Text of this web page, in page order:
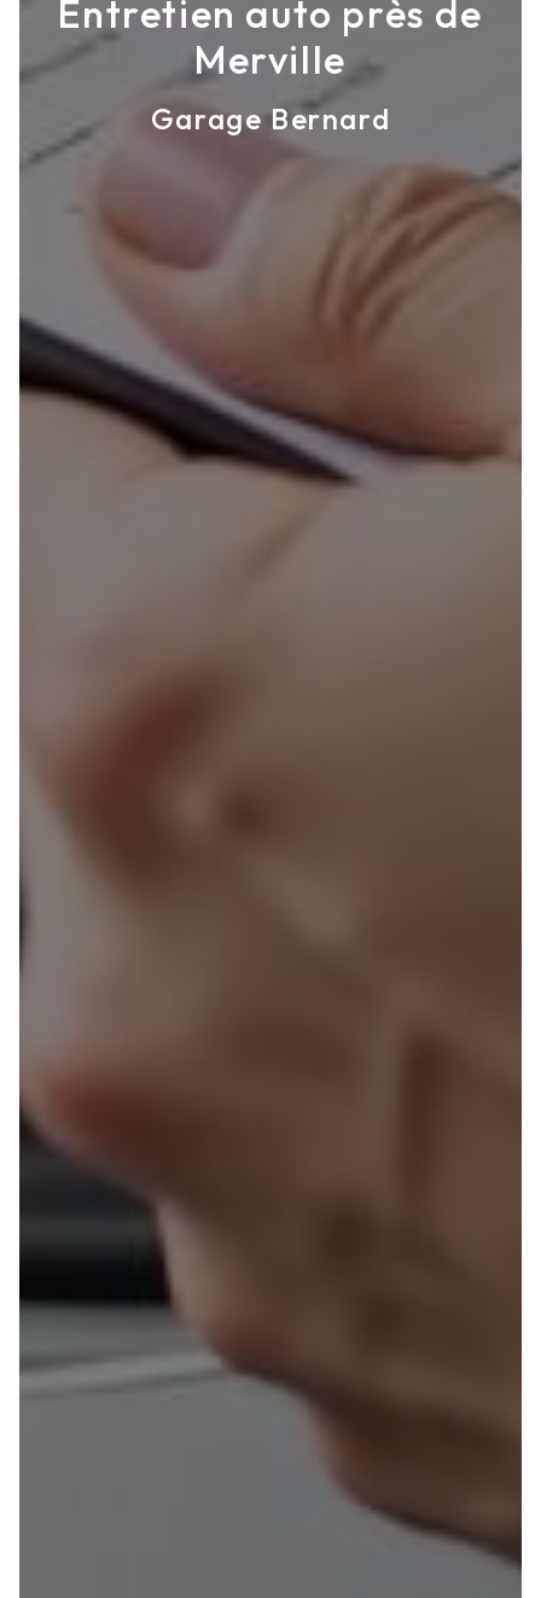
Entretien auto près de
Merville
Garage Bernard